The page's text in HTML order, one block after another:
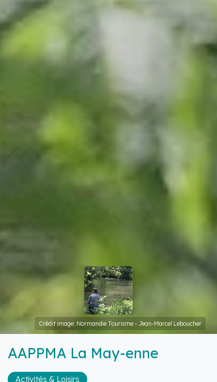
Crédit image: Normandie Tourisme - Jean-Marcel Leboucher
AAPPMA La May-enne
Activités & Loisirs